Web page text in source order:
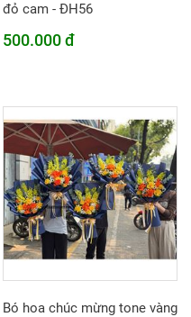
đỏ cam - ĐH56
500.000 đ
Bó hoa chúc mừng tone vàng